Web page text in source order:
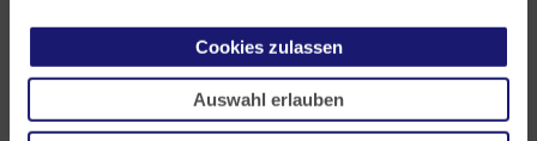
Cookies zulassen
Auswahl erlauben
Landesärztekammer Hessen
60314 Frankfurt